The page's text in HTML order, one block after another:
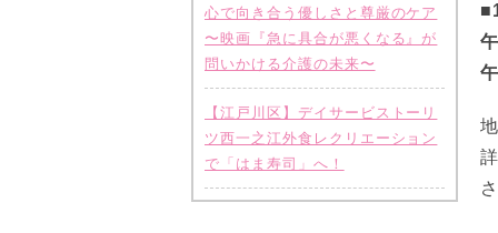
心で向き合う優しさと尊厳のケア
〜映画『急に具合が悪くなる』が
問いかける介護の未来〜
【江戸川区】デイサービストーリ
ツ西一之江外食レクリエーション
で「はま寿司」へ！